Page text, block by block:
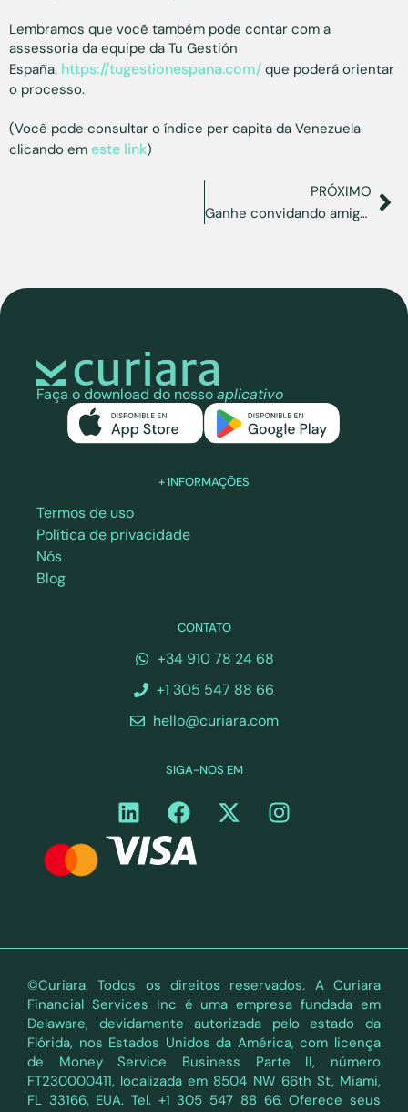
Lembramos que você também pode contar com a
assessoria da equipe da Tu Gestión
España. https://tugestionespana.com/ que poderá orientar
o processo.
(Você pode consultar o índice per capita da Venezuela
clicando em este link)
PRÓXIMO
Ganhe convidando amigos
Faça o download do nossoaplicativo
+ INFORMAÇÕES
Termos de uso
Política de privacidade
Nós
Blog
CONTATO
+34 910 78 24 68
+1 305 547 88 66
hello@curiara.com
SIGA-NOS EM
©Curiara. Todos os direitos reservados. A Curiara
Financial Services Inc é uma empresa fundada em
Delaware, devidamente autorizada pelo estado da
Flórida, nos Estados Unidos da América, com licença
de Money Service Business Parte II, número
FT230000411, localizada em 8504 NW 66th St, Miami,
FL 33166, EUA. Tel. +1 305 547 88 66. Oferece seus